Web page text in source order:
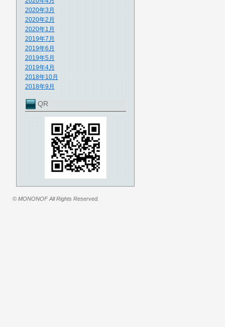
2020年3月
2020年2月
2020年1月
2019年7月
2019年6月
2019年5月
2019年4月
2018年10月
2018年9月
QR
© MONONOF All Rights Reserved.